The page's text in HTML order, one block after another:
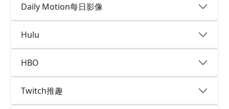
Daily Motion每日影像
Hulu
HBO
Twitch推趣